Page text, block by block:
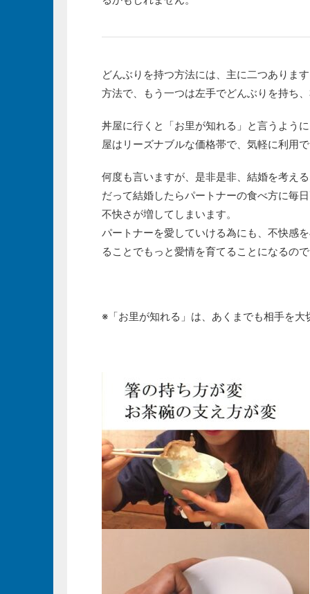
どんぶりを持つ方法には、主に二つありま
方法で、もう一つは左手でどんぶりを持ち
丼屋に行くと「お里が知れる」と言うよう
屋はリーズナブルな価格帯で、気軽に利用
何度も言いますが、是非是非、結婚を考え
だって結婚したらパートナーの食べ方に毎
不快さが増してしまいます。
パートナーを愛していける為にも、不快感
ることでもっと愛情を育てることになるの
※「お里が知れる」は、あくまでも相手を